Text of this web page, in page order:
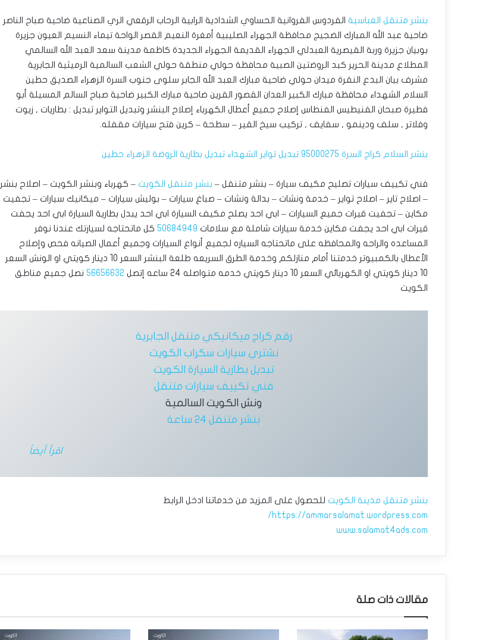
بنشر متنقل العباسية الفردوس الفروانية الحساوي الشدادية الرابية الرحاب الرقعي الري الصناعية ضاحية صباح الناصر
ضاحية عبد الله المبارك الضجيج محافظة الجهراء الصليبية أمغرة النعيم القصر الواحة تيماء النسيم العيون جزيرة
بوبيان جزيرة وربة القيصرية العبدلي الجهراء القديمة الجهراء الجديدة كاظمة مدينة سعد العبد الله السالمي
المطلاع مدينة الحرير كبد الروضتين الصبية محافظة حولي منطقة حولي الشعب السالمية الرميثية الجابرية
مشرف بيان البدع النقرة ميدان حولي ضاحية مبارك العبد الله الجابر سلوى جنوب السرة الزهراء الصديق حطين
السلام الشهداء محافظة مبارك الكبير العدان القصور القرين ضاحية مبارك الكبير ضاحية صباح السالم المسيلة أبو
فطيرة صبحان الفنيطيس الفنطاس إصلاح جميع أعطال الكهرباء إصلاح البنشر وتبديل التواير تبديل : بطاريات , زيوت
وفلاتر , سلف ودينمو , سفايف , تركيب سيخ القير – سطحة – كرين فتح سيارات مقفله.
بنشر السلام كراج السرة 95000275 تبديل تواير الشهداء تبديل بطارية الروضة الزهراء حطين
فني تكييف سيارات تصليح مكيف سيارة – بنشر متنقل – بنشر متنقل الكويت – كهرباء وبنشر الكويت – اصلاح بنشر
– اصلاح تاير – اصلاح تواير – خدمة ونشات – بدالة ونشات – صباغ سيارات – بوليش سيارات – ميكانيك سيارات – تجفيت
مكاين – تجفيت قيرات جميع السيارات – ابي احد يصلح مكيف السيارة ابي احد يبدل بطارية السيارة ابي احد يجفت
قيرات ابي احد يجفت مكاين خدمة سيارات شاملة مع سلامات 50684949 كل ماتحتاجه لسيارتك عندنا نوفر
المساعده والراحه والمحافظه على ماتحتاجه السياره لجميع أنواع السيارات وجميع أعمال الصيانه فحص وإصلاح
الأعطال بالكمبيوتر خدمتنا أمام منازلكم وخدمة الطرق السريعه طلعة البنشر السعر 10 دينار كويتي او الونش السعر
10 دينار كويتي او الكهربائي السعر 10 دينار كويتي خدمه متواصله 24 ساعه إتصل
56656632 نصل جميع مناطق
الكويت
رقم كراج ميكانيكي متنقل الجابرية
نشتري سيارات سكراب الكويت
تبديل بطارية السيارة الكويت
فني تكييف سيارات متنقل
ونش الكويت السالمية
بنشر متنقل 24 ساعة
اقرأ أيضاً
بنشر متنقل مدينة الكويت للحصول على المزيد من خدماتنا ادخل الرابط
https://ammarsalamat.wordpress.com/
www.salamat4ads.com
مقالات ذات صلة